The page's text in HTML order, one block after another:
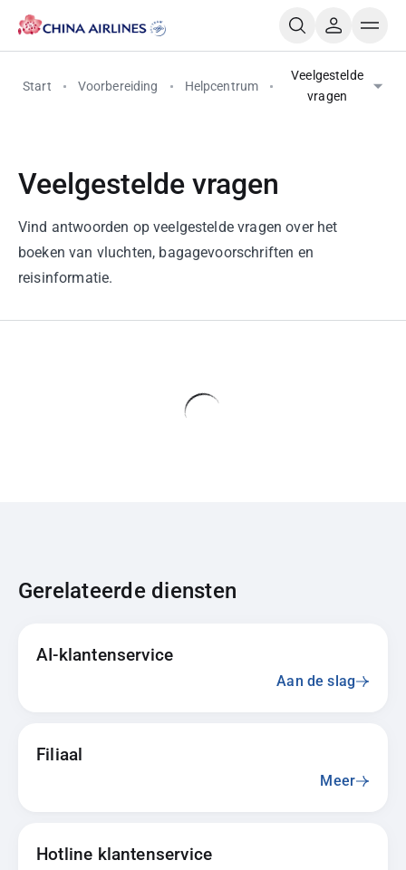
Start Voorbereiding Helpcentrum
Veelgestelde
vragen
Veelgestelde vragen
Vind antwoorden op veelgestelde vragen over het
boeken van vluchten, bagagevoorschriften en
reisinformatie.
Gerelateerde diensten
AI-klantenservice
Aan de slag
Filiaal
Meer
Hotline klantenservice